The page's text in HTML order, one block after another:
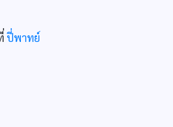
ปี่พาทย์